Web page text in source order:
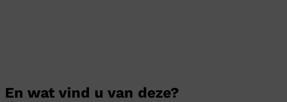
En wat vind u van deze?